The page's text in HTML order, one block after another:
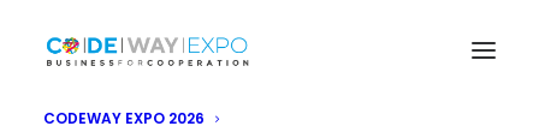
CODEWAY EXPO 2026